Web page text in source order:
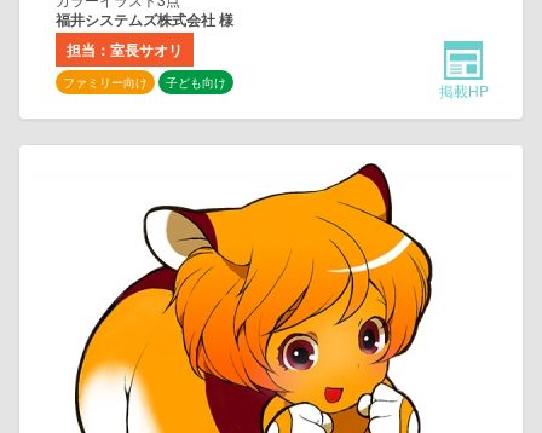
福井システムズ株式会社 様
担当：室長サオリ
ファミリー向け 子ども向け 掲載HP